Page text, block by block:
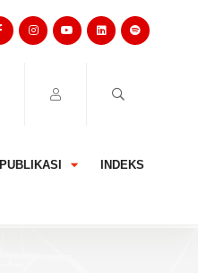
PUBLIKASI INDEKS